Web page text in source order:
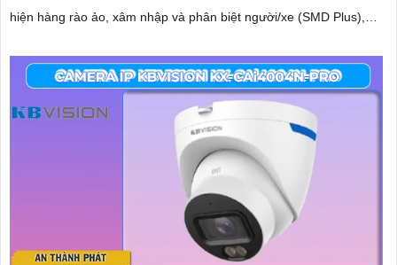
hiện hàng rào ảo, xâm nhập và phân biệt người/xe (SMD Plus),
quả giám sát an ninh